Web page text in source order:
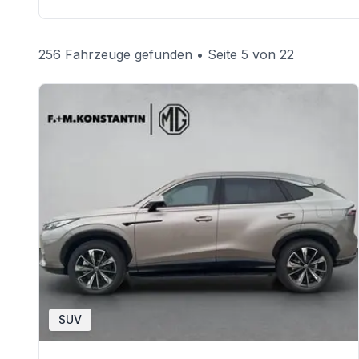
256 Fahrzeuge gefunden • Seite 5 von 22
SUV